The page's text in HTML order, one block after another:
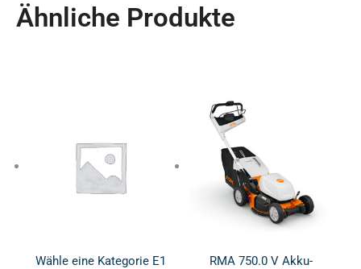
Ähnliche Produkte
Wähle eine Kategorie E1
RMA 750.0 V Akku-